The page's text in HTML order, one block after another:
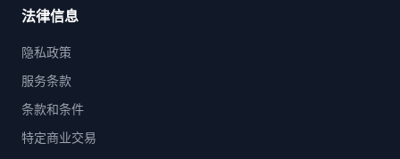
法律信息
隐私政策
服务条款
条款和条件
特定商业交易